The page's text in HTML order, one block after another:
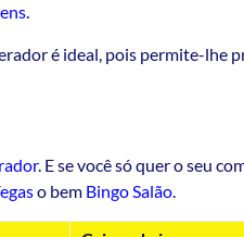
.
é ideal, pois permite-lhe
. E se você só quer o seu
o bem Bingo Salão.